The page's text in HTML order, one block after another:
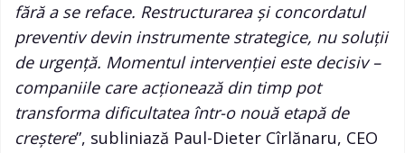
fără a se reface. Restructurarea și concordatul
preventiv devin instrumente strategice, nu soluții
de urgență. Momentul intervenției este decisiv –
companiile care acționează din timp pot
transforma dificultatea într-o nouă etapă de
creștere”, subliniază Paul-Dieter Cîrlănaru, CEO